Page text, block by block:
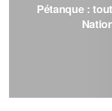
Pétanque :